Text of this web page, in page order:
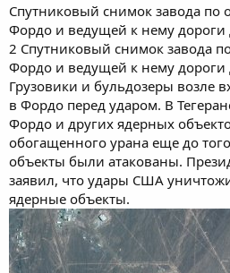
Спутниковый снимок завода по
Фордо и ведущей к нему
2 Спутниковый снимок завода
Фордо и ведущей к нему
Грузовики и бульдозеры возле
в Фордо перед ударом. В
Фордо и других ядерных
обогащенного урана еще до
объекты были атакованы.
заявил, что удары США
ядерные объекты.